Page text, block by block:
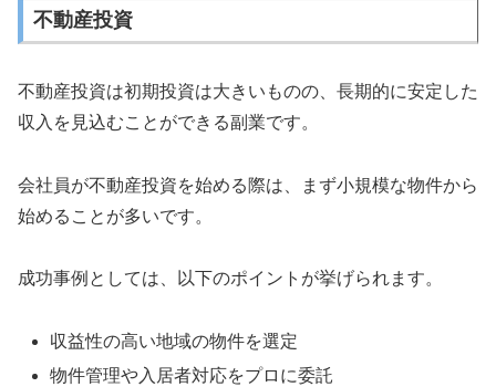
不動産投資
不動産投資は初期投資は大きいものの、長期的に安定した
収入を見込むことができる副業です。
会社員が不動産投資を始める際は、まず小規模な物件から
始めることが多いです。
成功事例としては、以下のポイントが挙げられます。
収益性の高い地域の物件を選定
物件管理や入居者対応をプロに委託